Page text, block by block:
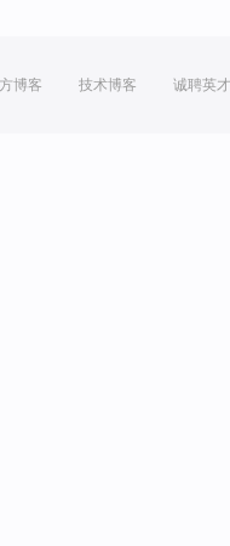
博客 技术博客 诚聘英才